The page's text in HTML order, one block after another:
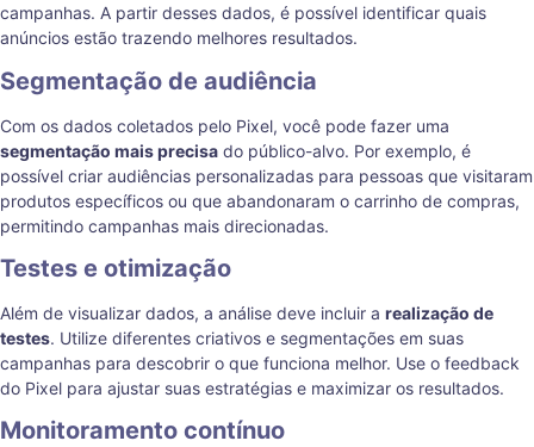
campanhas. A partir desses dados, é possível identificar quais
anúncios estão trazendo melhores resultados.
Segmentação de audiência
Com os dados coletados pelo Pixel, você pode fazer uma
segmentação mais precisa do público-alvo. Por exemplo, é
possível criar audiências personalizadas para pessoas que visitaram
produtos específicos ou que abandonaram o carrinho de compras,
permitindo campanhas mais direcionadas.
Testes e otimização
Além de visualizar dados, a análise deve incluir a realização de
testes. Utilize diferentes criativos e segmentações em suas
campanhas para descobrir o que funciona melhor. Use o feedback
do Pixel para ajustar suas estratégias e maximizar os resultados.
Monitoramento contínuo